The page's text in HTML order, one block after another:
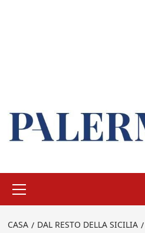
principale
CASA DAL RESTO DELLA SICILIA